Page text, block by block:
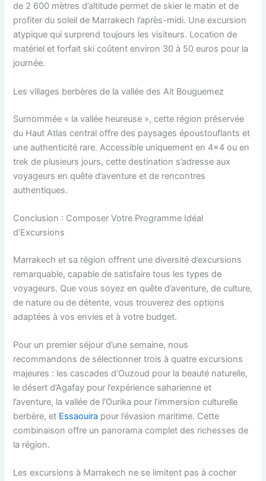
de 2 600 mètres d’altitude permet de skier le matin et de
profiter du soleil de Marrakech l’après-midi. Une excursion
atypique qui surprend toujours les visiteurs. Location de
matériel et forfait ski coûtent environ 30 à 50 euros pour la
journée.
Les villages berbères de la vallée des Ait Bouguemez
Surnommée « la vallée heureuse », cette région préservée
du Haut Atlas central offre des paysages époustouflants et
une authenticité rare. Accessible uniquement en 4×4 ou en
trek de plusieurs jours, cette destination s’adresse aux
voyageurs en quête d’aventure et de rencontres
authentiques.
Conclusion : Composer Votre Programme Idéal
d’Excursions
Marrakech et sa région offrent une diversité d’excursions
remarquable, capable de satisfaire tous les types de
voyageurs. Que vous soyez en quête d’aventure, de culture,
de nature ou de détente, vous trouverez des options
adaptées à vos envies et à votre budget.
Pour un premier séjour d’une semaine, nous
recommandons de sélectionner trois à quatre excursions
majeures : les cascades d’Ouzoud pour la beauté naturelle,
le désert d’Agafay pour l’expérience saharienne et
l’aventure, la vallée de l’Ourika pour l’immersion culturelle
berbère, et Essaouira pour l’évasion maritime. Cette
combinaison offre un panorama complet des richesses de
la région.
Les excursions à Marrakech ne se limitent pas à cocher